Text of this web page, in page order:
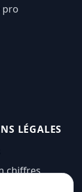
pro
LÉGALES
chiffres